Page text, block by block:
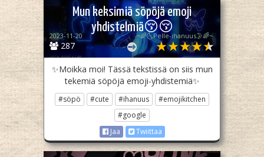
Mun keksimiä söpöjä emoji
yhdistelmiä😚😚
287
2023-11-20 ~🌈🌜Pelle-ihanuus🌛🌈~
✨Moikka moi! Tässä tekstissä on siis mun
tekemiä söpöjä emoji-yhdistemiä✨
#söpö #cute #ihanuus
#emojikitchen
#google
Jaa
Twiittaa